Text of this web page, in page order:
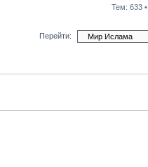
Тем: 633 •
Перейти: